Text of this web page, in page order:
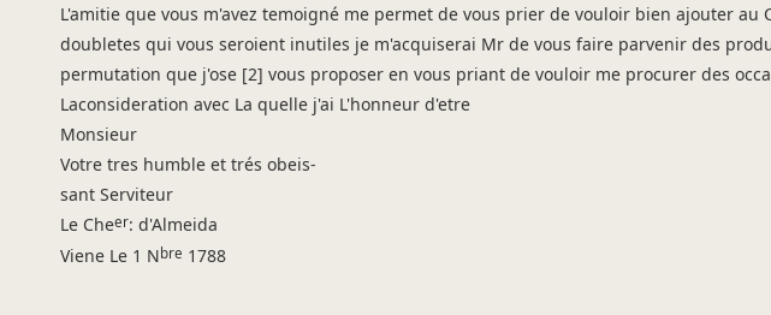
Incipit: „[1] Monsieur
Par La voie de Mr Baader j'ai Monsieur que vous avez eu La bonté de m'acquerir Le Cabinet
Language
L'amitie que vous m'avez temoigné me permet de vous prier de vouloir bien ajouter au
doubletes qui vous seroient inutiles je m'acquiserai Mr de vous faire parvenir des
permutation que j'ose [2] vous proposer en vous priant de vouloir me procurer des
Laconsideration avec La quelle j'ai L'honneur d'etre
Monsieur
Votre tres humble et trés obeis-
sant Serviteur
Le Cheer: d'Almeida
Viene Le 1 N bre 1788